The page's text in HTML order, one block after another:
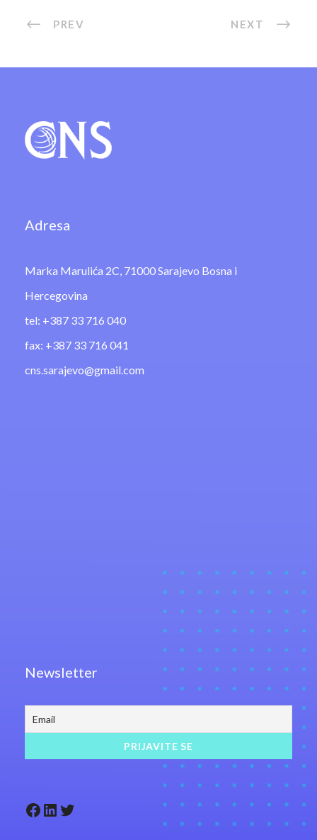
PREV NEXT
Adresa
Marka Marulića 2C, 71000 Sarajevo Bosna i
Hercegovina
tel: +387 33 716 040
fax: +387 33 716 041
cns.sarajevo@gmail.com
Newsletter
Facebook LinkedIn Twitter